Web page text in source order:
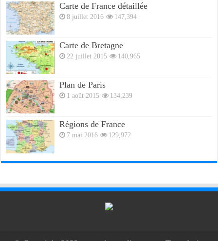
Carte de France détaillée
8 juillet 2016 147,394
Carte de Bretagne
22 juillet 2015 140,965
Plan de Paris
1 août 2015 134,239
Régions de France
7 mai 2016 129,972